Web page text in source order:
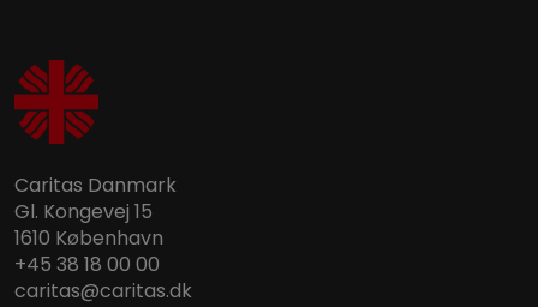
Caritas Danmark
Gl. Kongevej 15
1610 København
+45 38 18 00 00
caritas@caritas.dk